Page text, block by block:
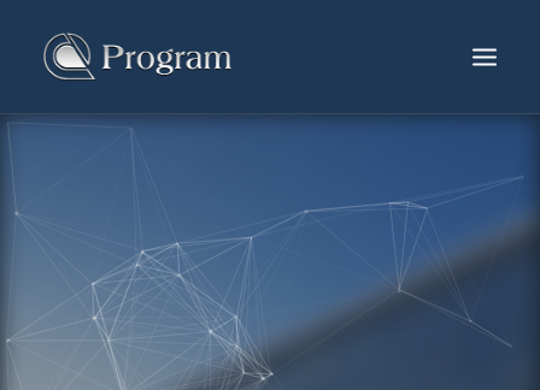
最新消息
关於葆冈